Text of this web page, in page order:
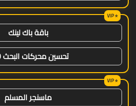
باقة باك لينك
تحسين محركات البحث SEO
ماسنجر المسلم